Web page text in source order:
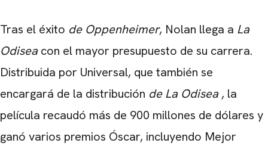
Tras el éxito de Oppenheimer, Nolan llega a La
Odiseacon el mayor presupuesto de su carrera.
Distribuida por Universal, que también se
encargará de la distribución de La Odisea, la
película recaudó más de 900 millones de dólares y
ganó varios premios Óscar, incluyendo Mejor